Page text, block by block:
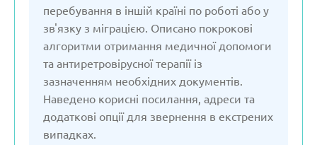
перебування в іншій країні по роботі або у
зв'язку з міграцією. Описано покрокові
алгоритми отримання медичної допомоги
та антиретровірусної терапії із
зазначенням необхідних документів.
Наведено корисні посилання, адреси та
додаткові опції для звернення в екстрених
випадках.
Данія
Казахстан